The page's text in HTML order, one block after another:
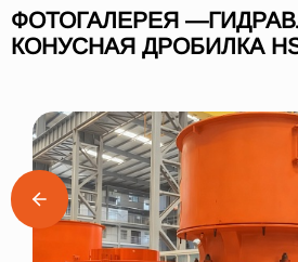
ФОТОГАЛЕРЕЯ
КОНУСНАЯ ДРОБИЛКА